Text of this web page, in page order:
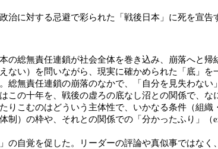
に対する忌避で彩られた「戦後日本」に死を宣
総無責任連鎖が社会全体を巻き込み、崩落へと
ない）を問いながら、現実に確かめられた「底」を
無責任連鎖の崩落のなかで、「自分を見失わな
この十年を、戦後の虚ろの底なし沼との関係で、
りこむのはどういう主体性で、いかなる条件（組織
）の枠や、それとの関係での「分かったふり」
自覚を促した。リーダーの評論や真似事ではな